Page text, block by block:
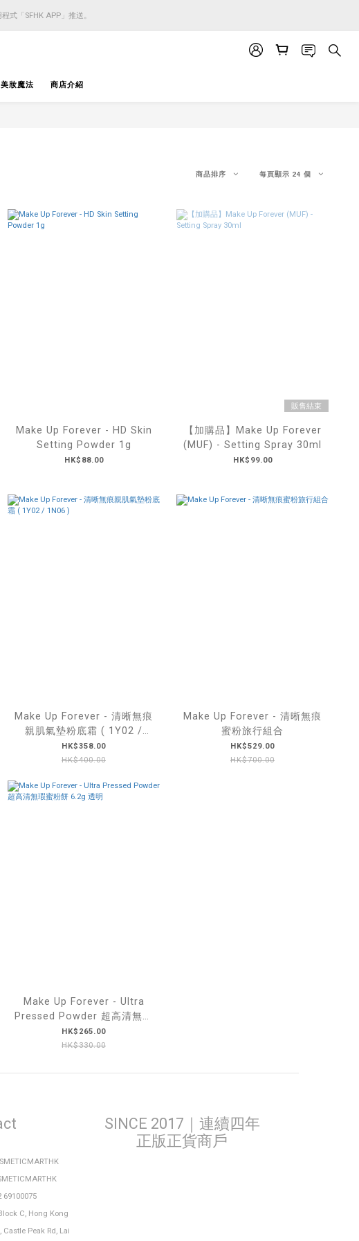
式「SFHK APP」推送。
式「SFHK APP」推送。
妝魔法 商店介紹
商品排序 每頁顯示 24 個
Make Up Forever - HD Skin
Setting Powder 1g
HK$88.00
販售結束
【加購品】Make Up Forever
(MUF) - Setting Spray 30ml
HK$99.00
Make Up Forever - 清晰無痕
親肌氣墊粉底霜 ( 1Y02 /
1N06 )
HK$358.00
HK$400.00
Make Up Forever - 清晰無痕
蜜粉旅行組合
HK$529.00
HK$700.00
Make Up Forever - Ultra
Pressed Powder 超高清無瑕
蜜粉餅 6.2g 透明
HK$265.00
HK$330.00
69100075
C, Hong Kong
Peak Rd, Lai
SINCE 2017｜連續四年
正版正貨商戶